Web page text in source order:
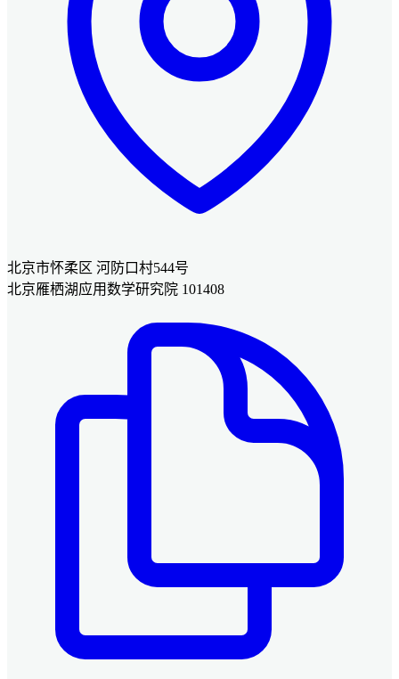
北京市怀柔区 河防口村544号
北京雁栖湖应用数学研究院 101408